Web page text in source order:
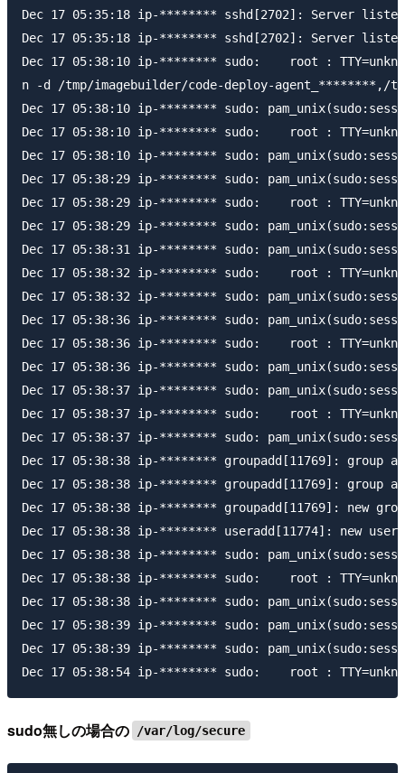
Dec 17 05:35:18 ip-******** sshd[2702]: Server
Dec 17 05:35:18 ip-******** sshd[2702]: Server
Dec 17 05:38:10 ip-******** sudo:    root : TTY=unknown
n -d /tmp/imagebuilder/code-deploy-agent_********,/
Dec 17 05:38:10 ip-******** sudo:
Dec 17 05:38:10 ip-******** sudo:    root :
Dec 17 05:38:10 ip-******** sudo:
Dec 17 05:38:29 ip-******** sudo:
Dec 17 05:38:29 ip-******** sudo:    root :
Dec 17 05:38:29 ip-******** sudo:
Dec 17 05:38:31 ip-******** sudo:
Dec 17 05:38:32 ip-******** sudo:    root :
Dec 17 05:38:32 ip-******** sudo:
Dec 17 05:38:36 ip-******** sudo:
Dec 17 05:38:36 ip-******** sudo:    root :
Dec 17 05:38:36 ip-******** sudo:
Dec 17 05:38:37 ip-******** sudo:
Dec 17 05:38:37 ip-******** sudo:    root :
Dec 17 05:38:37 ip-******** sudo:
Dec 17 05:38:38 ip-******** groupadd[11769]: group
Dec 17 05:38:38 ip-******** groupadd[11769]: group
Dec 17 05:38:38 ip-******** groupadd[11769]: new
Dec 17 05:38:38 ip-******** useradd[11774]: new
Dec 17 05:38:38 ip-******** sudo:
Dec 17 05:38:38 ip-******** sudo:    root :
Dec 17 05:38:38 ip-******** sudo:
Dec 17 05:38:39 ip-******** sudo:
Dec 17 05:38:39 ip-******** sudo:
sudo無しの場合の /var/log/secure